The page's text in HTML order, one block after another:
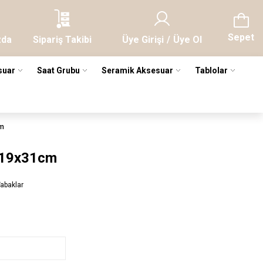
Sipariş Takibi Üye Girişi / Üye Ol Sepet
Saat Grubu Seramik Aksesuar Tablolar